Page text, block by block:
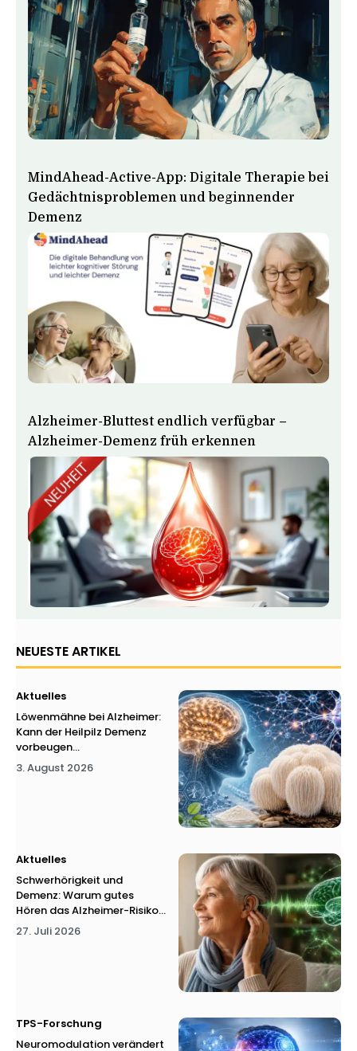
MindAhead-Active-App: Digitale Therapie bei
Gedächtnisproblemen und beginnender
Demenz
Alzheimer-Bluttest endlich verfügbar –
Alzheimer-Demenz früh erkennen
NEUESTE ARTIKEL
Aktuelles
Löwenmähne bei Alzheimer:
Kann der Heilpilz Demenz
vorbeugen...
3. August 2026
Aktuelles
Schwerhörigkeit und
Demenz: Warum gutes
Hören das Alzheimer-Risiko...
27. Juli 2026
TPS-Forschung
Neuromodulation verändert